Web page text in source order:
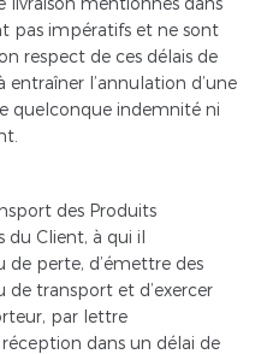
pas impératifs et ne sont
respect de ces délais de
entraîner l’annulation d’une
quelconque indemnité ni
des Produits
du Client, à qui il
de perte, d’émettre des
de transport et d’exercer
par lettre
dans un délai de